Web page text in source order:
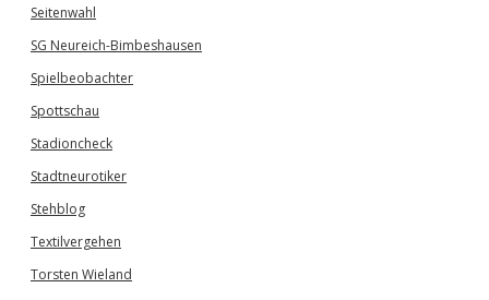
Seitenwahl
SG Neureich-Bimbeshausen
Spielbeobachter
Spottschau
Stadioncheck
Stadtneurotiker
Stehblog
Textilvergehen
Torsten Wieland